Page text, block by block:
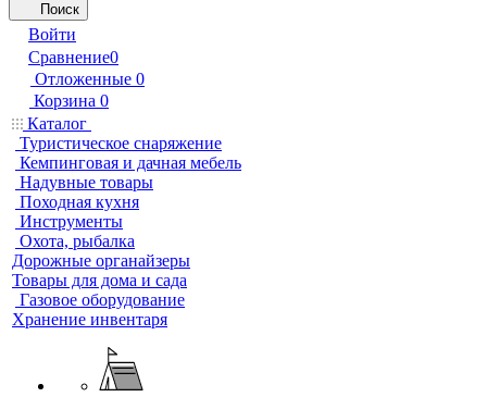
Поиск
Войти
Сравнение0
Отложенные 0
Корзина 0
Каталог
Туристическое снаряжение
Кемпинговая и дачная мебель
Надувные товары
Походная кухня
Инструменты
Охота, рыбалка
Дорожные органайзеры
Товары для дома и сада
Газовое оборудование
Хранение инвентаря